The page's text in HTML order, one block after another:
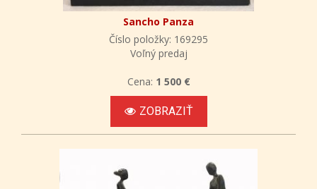
Sancho Panza
Číslo položky: 169295
Voľný predaj
Cena: 1 500 €
ZOBRAZIŤ